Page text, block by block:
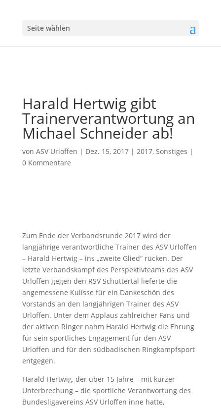
Seite wählen
Harald Hertwig gibt
Trainerverantwortung an
Michael Schneider ab!
von ASV Urloffen | Dez. 15, 2017| 2017, Sonstiges |
0 Kommentare
Zum Ende der Verbandsrunde 2017 wird der
langjährige verantwortliche Trainer des ASV Urloffen
– Harald Hertwig – ins „zweite Glied“ rücken. Der
letzte Verbandskampf des Perspektivteams des ASV
Urloffen gegen den RSV Schuttertal lieferte die
angemessene Kulisse für ein Dankeschön des
Vorstands an den langjährigen Trainer des ASV
Urloffen. Unter dem Applaus zahlreicher Fans und
der aktiven Ringer nahm Harald Hertwig die Ehrung
für sein sportliches Engagement für den ASV
Urloffen und für den südbadischen Ringkampfsport
entgegen.
Harald Hertwig, der über 15 Jahre – mit kurzer
Unterbrechung – die sportliche Verantwortung des
Bundesligavereins ASV Urloffen inne hatte,